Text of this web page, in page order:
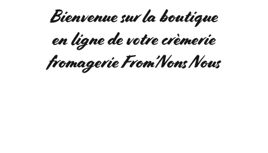
Bienvenue sur la boutique
en ligne de votre crèmerie
fromagerie From’Nons Nous